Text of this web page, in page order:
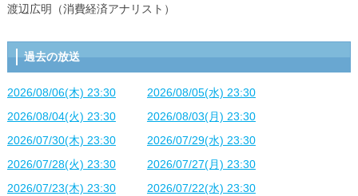
渡辺広明（消費経済アナリスト）
過去の放送
2026/08/06(木) 23:30
2026/08/05(水) 23:30
2026/08/04(火) 23:30
2026/08/03(月) 23:30
2026/07/30(木) 23:30
2026/07/29(水) 23:30
2026/07/28(火) 23:30
2026/07/27(月) 23:30
2026/07/23(木) 23:30
2026/07/22(水) 23:30